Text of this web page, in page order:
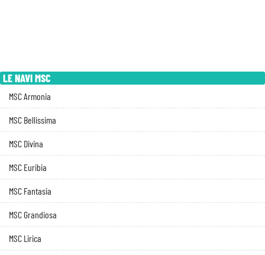
LE NAVI MSC
MSC Armonia
MSC Bellissima
MSC Divina
MSC Euribia
MSC Fantasia
MSC Grandiosa
MSC Lirica